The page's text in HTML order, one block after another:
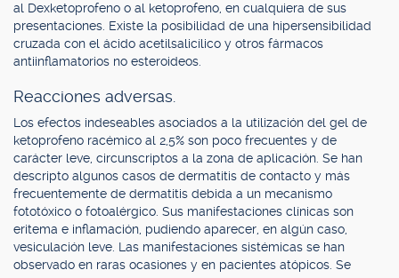
al Dexketoprofeno o al ketoprofeno, en cualquiera de sus
presentaciones. Existe la posibilidad de una hipersensibilidad
cruzada con el ácido acetilsalicílico y otros fármacos
antiinflamatorios no esteroideos.
Reacciones adversas.
Los efectos indeseables asociados a la utilización del gel de
ketoprofeno racémico al 2,5% son poco frecuentes y de
carácter leve, circunscriptos a la zona de aplicación. Se han
descripto algunos casos de dermatitis de contacto y más
frecuentemente de dermatitis debida a un mecanismo
fototóxico o fotoalérgico. Sus manifestaciones clínicas son
eritema e inflamación, pudiendo aparecer, en algún caso,
vesiculación leve. Las manifestaciones sistémicas se han
observado en raras ocasiones y en pacientes atópicos. Se